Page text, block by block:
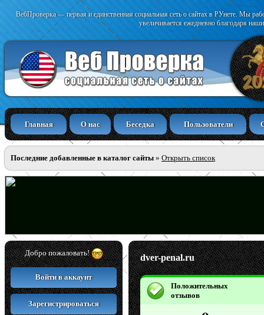
ВебПроверка — первая и единственная социальная сеть о сайтах в РУнете. Мы
увеличивается ежедневно благодаря
Главная О нас Беседка Пользователи
Последние добавленные в каталог сайты » Открыть список
Добро пожаловать!
Войти в аккаунт
Зарегистрироваться
dver-penal.ru
Положительных
отзывов